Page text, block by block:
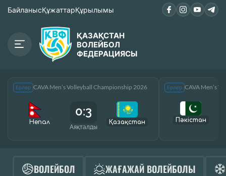
БайланысҚұжаттарҚұрылымы
ҚАЗАҚСТАН
ВОЛЕЙБОЛ
ФЕДЕРАЦИЯСЫ
Ерлер CAVA Men’s Volleyball Championship 2026
Непал
0:3
Аяқталды
Қазақcтан
Ерлер CAVA Men’s
Пәкістан
ВОЛЕЙБОЛ ЖАҒАЖАЙ ВОЛЕЙБОЛЫ